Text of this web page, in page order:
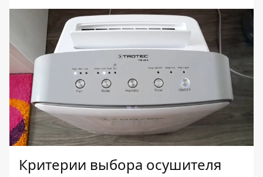
Критерии выбора осушителя